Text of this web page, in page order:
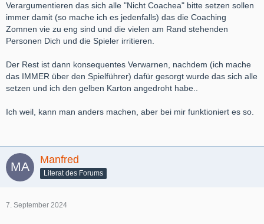
Verargumentieren das sich alle "Nicht Coachea" bitte setzen sollen
immer damit (so mache ich es jedenfalls) das die Coaching
Zomnen vie zu eng sind und die vielen am Rand stehenden
Personen Dich und die Spieler irritieren.
Der Rest ist dann konsequentes Verwarnen, nachdem (ich mache
das IMMER über den Spielführer) dafür gesorgt wurde das sich alle
setzen und ich den gelben Karton angedroht habe..
Ich weil, kann man anders machen, aber bei mir funktioniert es so.
Manfred
Literat des Forums
7. September 2024